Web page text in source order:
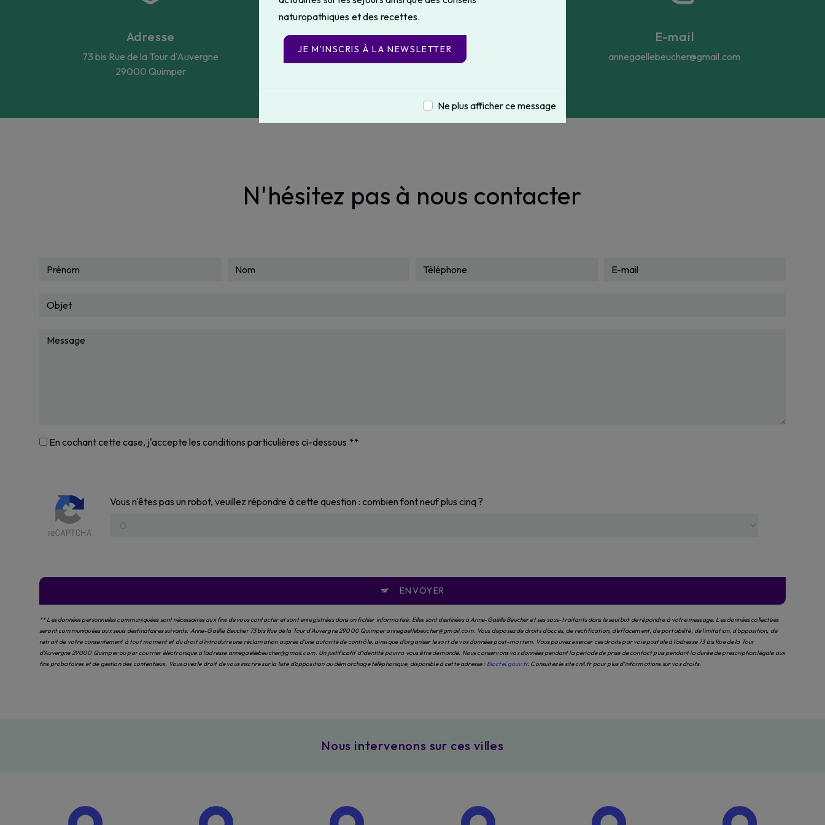
naturopathiques et des recettes.
JE M’INSCRIS À LA NEWSLETTER
Ne plus afficher ce message
Adresse
73 bis Rue de la Tour d'Auvergne
29000 Quimper
Téléphone
06 95 95 86 13
E-mail
annegaellebeucher@gmail.com
N'hésitez pas à nous contacter
En cochant cette case, j'accepte les conditions particulières ci-dessous **
Vous n'êtes pas un robot, veuillez répondre à cette question : combien font neuf plus cinq ?
ENVOYER
** Les données personnelles communiquées sont nécessaires aux fins de vous contacter et sont enregistrées dans un fichier informatisé. Elles sont destinées à Anne-Gaëlle Beucher et ses sous-traitants dans le seul but de répondre à votre message. Les données collectées
seront communiquées aux seuls destinataires suivants: Anne-Gaëlle Beucher 73 bis Rue de la Tour d'Auvergne 29000 Quimper annegaellebeucher@gmail.com. Vous disposez de droits d’accès, de rectification, d’effacement, de portabilité, de limitation, d’opposition, de
retrait de votre consentement à tout moment et du droit d’introduire une réclamation auprès d’une autorité de contrôle, ainsi que d’organiser le sort de vos données post-mortem. Vous pouvez exercer ces droits par voie postale à l'adresse 73 bis Rue de la Tour
d'Auvergne 29000 Quimper ou par courrier électronique à l'adresse annegaellebeucher@gmail.com. Un justificatif d'identité pourra vous être demandé. Nous conservons vos données pendant la période de prise de contact puis pendant la durée de prescription légale aux
fins probatoires et de gestion des contentieux. Vous avez le droit de vous inscrire sur la liste d'opposition au démarchage téléphonique, disponible à cette adresse : Bloctel.gouv.fr. Consultez le site cnil.fr pour plus d’informations sur vos droits.
Nous intervenons sur ces villes